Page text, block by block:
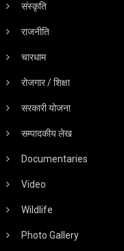
संस्कृति
राजनीति
चारधाम
रोजगार / शिक्षा
सरकारी योजना
सम्पादकीय लेख
Documentaries
Video
Wildlife
Photo Gallery